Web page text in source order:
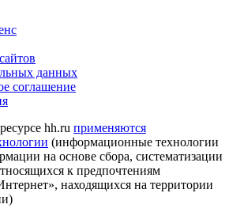
данных
соглашение
hh.ru применяются
(информационные технологии
на основе сбора, систематизации
к предпочтениям
находящихся на территории